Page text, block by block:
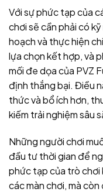
Với sự phức tạp của
chơi sẽ cần phải có
hoạch và thực hiện
lựa chọn kết hợp, và
mối đe dọa của PVZ
định thắng bại. Điều
thức và bổ ích hơn,
kiếm trải nghiệm sâu
Những người chơi
đầu tư thời gian để
phức tạp của trò chơi
các màn chơi, mà